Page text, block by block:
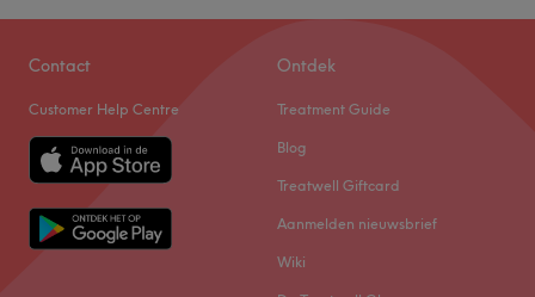
Contact
Customer Help Centre
Ontdek
Treatment Guide
Blog
Treatwell Giftcard
Aanmelden nieuwsbrief
Wiki